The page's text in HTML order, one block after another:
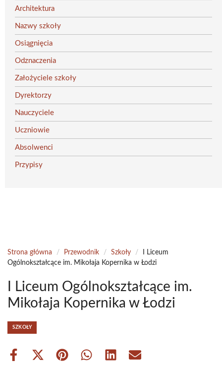
Architektura
Nazwy szkoły
Osiągnięcia
Odznaczenia
Założyciele szkoły
Dyrektorzy
Nauczyciele
Uczniowie
Absolwenci
Przypisy
Strona główna / Przewodnik / Szkoły /
I Liceum
Ogólnokształcące im. Mikołaja Kopernika w Łodzi
I Liceum Ogólnokształcące im.
Mikołaja Kopernika w Łodzi
SZKOŁY
Share
Share Share Share Share Share